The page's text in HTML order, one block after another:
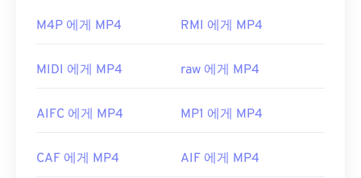
만, 이러한 기능을 제공하는 무료 타사 도구와 호환됩
서 동영상을 볼 때 화질을 향상시키려면 파일을 MP4
개발자: 3세대 파트너십 프로젝트(3GPP)
유용한 링크:
열립니다. 파일을 두 번 클릭하면 열립니다. 타사 소
프트웨어는 필요하지 않습니다. Windows에서는
로 열립니다.
여는 데 문제가 발생할 수 있습니다. MP4는 다양한
M4P 에게 MP4 RMI 에게 MP4
MIDI 에게 MP4 raw 에게 MP4
AIFC 에게 MP4 MP1 에게 MP4
CAF 에게 MP4 AIF 에게 MP4